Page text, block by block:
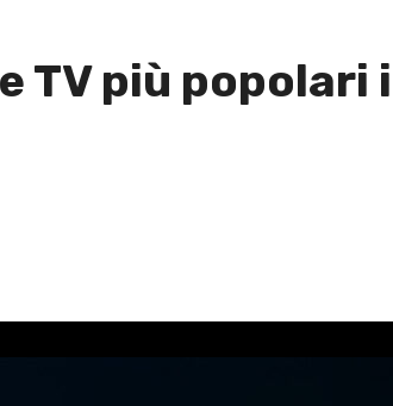
TV più